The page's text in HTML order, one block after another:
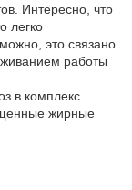
Интересно, что
легко
это связано
работы
в комплекс
жирные